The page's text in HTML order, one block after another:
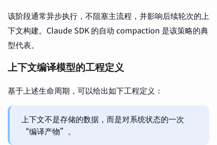
该阶段通常异步执行，不阻塞主流程，并影响后续轮次的上
下文构建。Claude SDK 的自动 compaction 是该策略的典
型代表。
上下文编译模型的工程定义
基于上述生命周期，可以给出如下工程定义：
上下文不是存储的数据，而是对系统状态的一次
“编译产物”。